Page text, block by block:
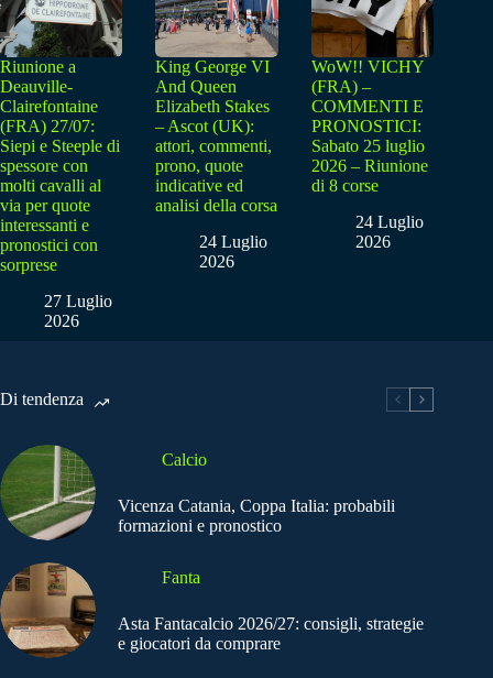
Riunione a
Deauville-
Clairefontaine
(FRA) 27/07:
Siepi e Steeple di
spessore con
molti cavalli al
via per quote
interessanti e
pronostici con
sorprese
27 Luglio
2026
King George VI
And Queen
Elizabeth Stakes
– Ascot (UK):
attori, commenti,
prono, quote
indicative ed
analisi della corsa
24 Luglio
2026
WoW!! VICHY
(FRA) –
COMMENTI E
PRONOSTICI:
Sabato 25 luglio
2026 – Riunione
di 8 corse
24 Luglio
2026
Di tendenza
Calcio
Vicenza Catania, Coppa Italia: probabili
formazioni e pronostico
Fanta
Asta Fantacalcio 2026/27: consigli, strategie
e giocatori da comprare